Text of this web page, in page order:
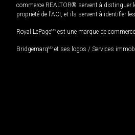
commerce REALTOR® servent à
propriété de l'ACI, et ils servent à identifier
Royal LePageMD est une marque de
BridgemarqMD et ses logos / Services